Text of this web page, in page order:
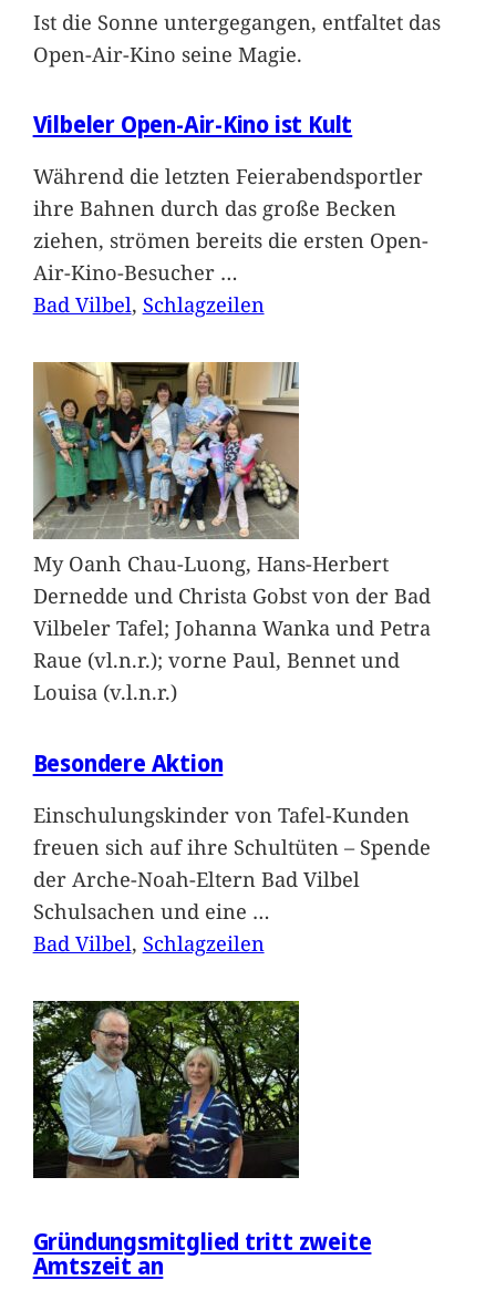
Ist die Sonne untergegangen, entfaltet das
Open-Air-Kino seine Magie.
Vilbeler Open-Air-Kino ist Kult
Während die letzten Feierabendsportler
ihre Bahnen durch das große Becken
ziehen, strömen bereits die ersten Open-
Air-Kino-Besucher …
Bad Vilbel, Schlagzeilen
My Oanh Chau-Luong, Hans-Herbert
Dernedde und Christa Gobst von der Bad
Vilbeler Tafel; Johanna Wanka und Petra
Raue (vl.n.r.); vorne Paul, Bennet und
Louisa (v.l.n.r.)
Besondere Aktion
Einschulungskinder von Tafel-Kunden
freuen sich auf ihre Schultüten – Spende
der Arche-Noah-Eltern Bad Vilbel
Schulsachen und eine …
Bad Vilbel, Schlagzeilen
Gründungsmitglied tritt zweite
Amtszeit an